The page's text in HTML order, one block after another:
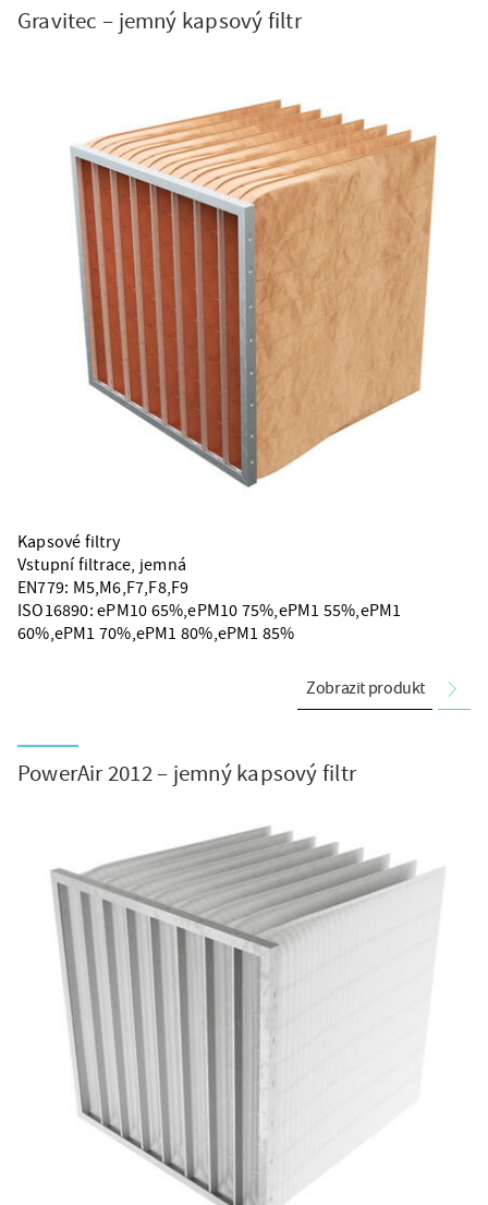
Gravitec – jemný kapsový filtr
Kapsové filtry
Vstupní filtrace, jemná
EN779: M5,M6,F7,F8,F9
ISO16890: ePM10 65%,ePM10 75%,ePM1 55%,ePM1
60%,ePM1 70%,ePM1 80%,ePM1 85%
Zobrazit produkt
PowerAir 2012 – jemný kapsový filtr